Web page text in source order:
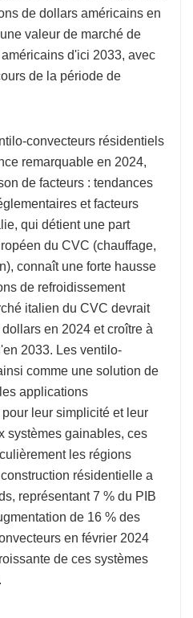
de dollars américains en
valeur de marché de
d'ici 2033, avec
de la période de
convecteurs résidentiels
remarquable en 2024,
de facteurs : tendances
et facteurs
qui détient une part
du CVC (chauffage,
connaît une forte hausse
de refroidissement
italien du CVC devrait
en 2024 et croître à
2033. Les ventilo-
comme une solution de
applications
leur simplicité et leur
systèmes gainables, ces
les régions
résidentielle a
représentant 7 % du PIB
de 16 % des
en février 2024
de ces systèmes